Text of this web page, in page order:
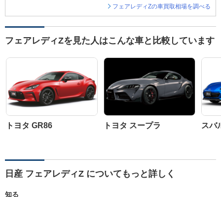
フェアレディZの車買取相場を調べる
フェアレディZを見た人はこんな車と比較しています
トヨタ GR86 トヨタ スープラ スバ
日産 フェアレディZ についてもっと詳しく
知る